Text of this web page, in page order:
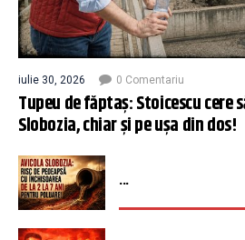
iulie 30, 2026 0 Comentariu
Tupeu de făptaș: Stoicescu cere
Slobozia, chiar și pe ușa din dos!
...